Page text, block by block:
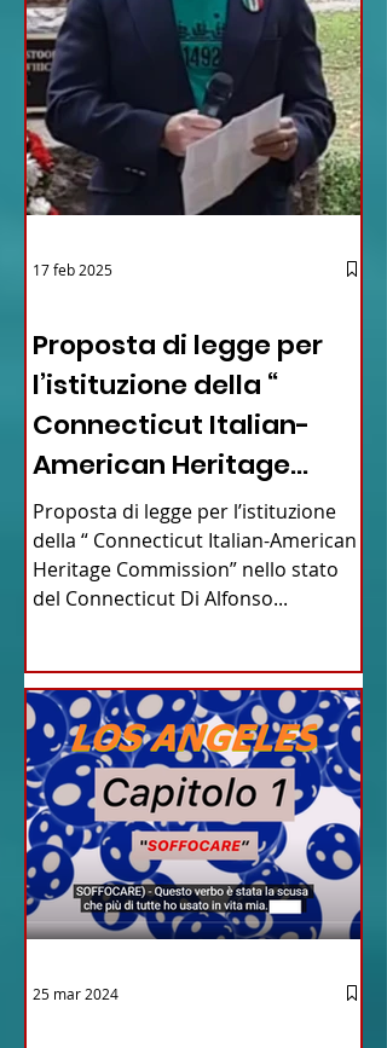
Proposta di legge per
l’istituzione della “
Connecticut Italian-
American Heritage
Commission” nello stato
del Connecticut
Proposta di legge per l’istituzione
della “ Connecticut Italian-American
Heritage Commission” nello stato
del Connecticut Di Alfonso...
17 feb 2025
25 mar 2024